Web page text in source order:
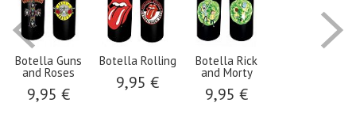
Botella Guns
and Roses
9,95 €
Botella Rolling
9,95 €
Botella Rick
and Morty
9,95 €